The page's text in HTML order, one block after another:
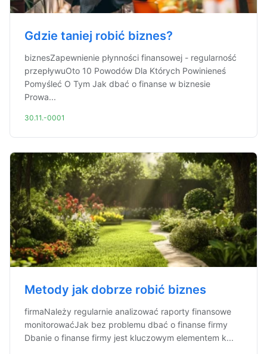
Gdzie taniej robić biznes?
biznesZapewnienie płynności finansowej - regularność
przepływuOto 10 Powodów Dla Których Powinieneś
Pomyśleć O Tym Jak dbać o finanse w biznesie
Prowa...
30.11.-0001
Metody jak dobrze robić biznes
firmaNależy regularnie analizować raporty finansowe
monitorowaćJak bez problemu dbać o finanse firmy
Dbanie o finanse firmy jest kluczowym elementem k...